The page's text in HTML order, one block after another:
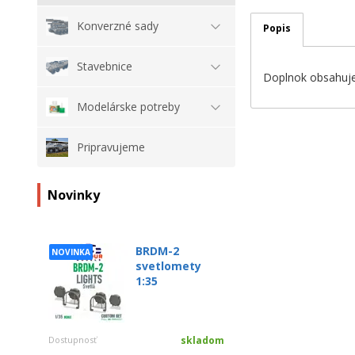
Konverzné sady
Stavebnice
Modelárske potreby
Pripravujeme
Novinky
NOVINKA
BRDM-2
svetlomety
1:35
Dostupnosť skladom
Popis
Doplnok